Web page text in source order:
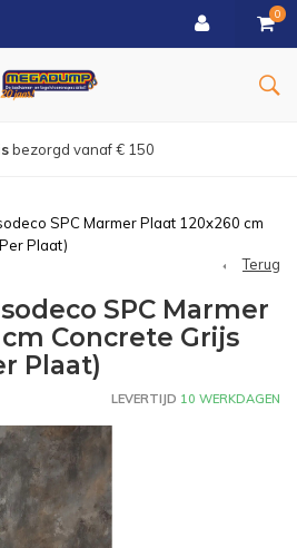
0
bezorgd vanaf € 150
SPC Marmer Plaat 120x260 cm
Plaat)
Terug
SPC Marmer
Concrete Grijs
Plaat)
LEVERTIJD 10 WERKDAGEN